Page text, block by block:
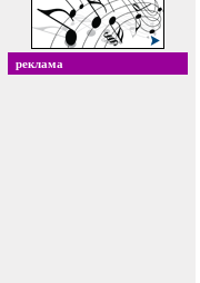
реклама